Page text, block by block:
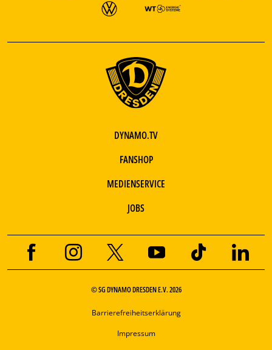
DYNAMO.TV
FANSHOP
MEDIENSERVICE
JOBS
© SG DYNAMO DRESDEN E.V. 2026
Barrierefreiheitserklärung
Impressum